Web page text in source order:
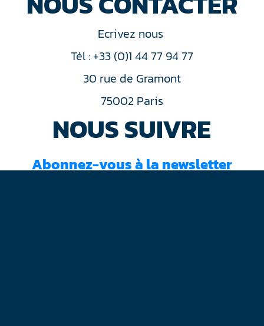
Ecrivez nous
Tél : +33 (0)1 44 77 94 77
30 rue de Gramont
75002 Paris
NOUS SUIVRE
Abonnez-vous à la newsletter